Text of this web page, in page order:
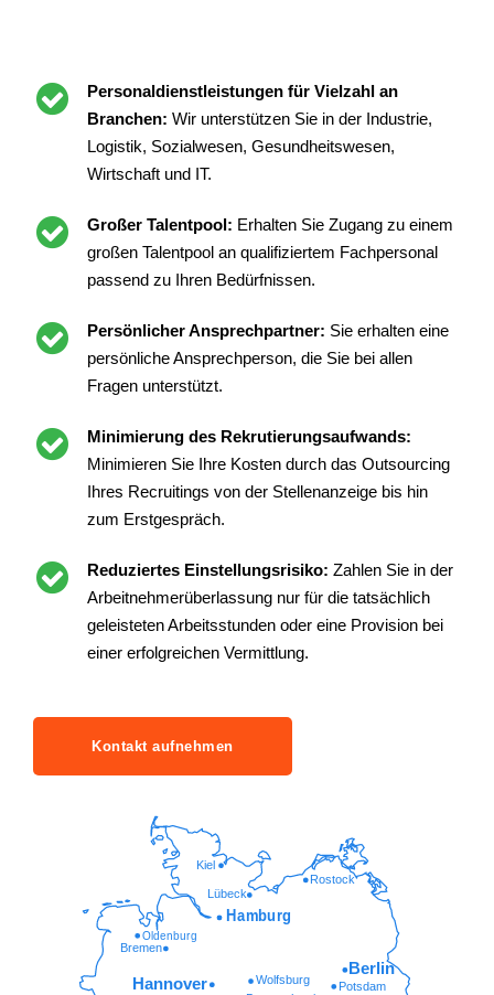
Personaldienstleistungen für Vielzahl an
Branchen: Wir unterstützen Sie in der Industrie,
Logistik, Sozialwesen, Gesundheitswesen,
Wirtschaft und IT.
Großer Talentpool: Erhalten Sie Zugang zu einem
großen Talentpool an qualifiziertem Fachpersonal
passend zu Ihren Bedürfnissen.
Persönlicher Ansprechpartner: Sie erhalten eine
persönliche Ansprechperson, die Sie bei allen
Fragen unterstützt.
Minimierung des Rekrutierungsaufwands:
Minimieren Sie Ihre Kosten durch das Outsourcing
Ihres Recruitings von der Stellenanzeige bis hin
zum Erstgespräch.
Reduziertes Einstellungsrisiko: Zahlen Sie in der
Arbeitnehmerüberlassung nur für die tatsächlich
geleisteten Arbeitsstunden oder eine Provision bei
einer erfolgreichen Vermittlung.
Kontakt aufnehmen
Potsdam
Wolfsburg
Oldenburg
Lübeck
Rostock
Kiel
Hannover
Berlin
Bremen
Hamburg